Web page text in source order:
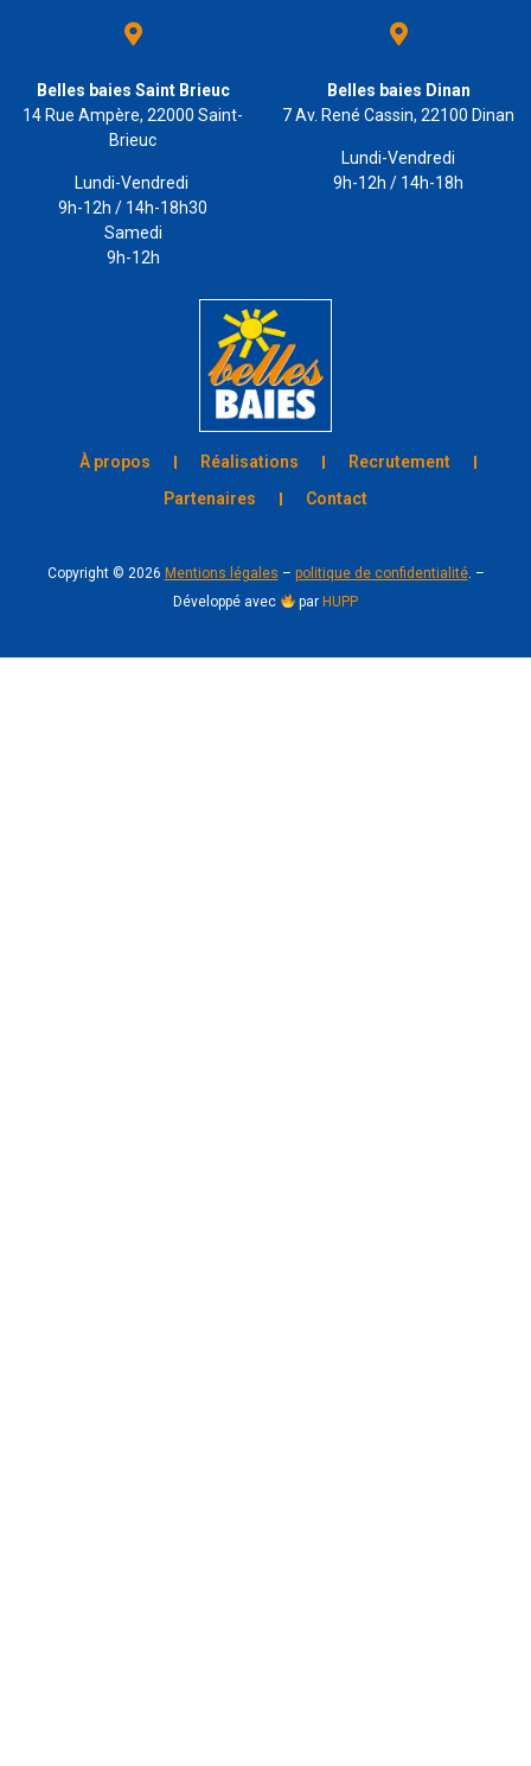
Belles baies Saint Brieuc
14 Rue Ampère, 22000 Saint-
Brieuc
Lundi-Vendredi
9h-12h / 14h-18h30
Samedi
9h-12h
Belles baies Dinan
7 Av. René Cassin, 22100 Dinan
Lundi-Vendredi
9h-12h / 14h-18h
À propos Réalisations
Recrutement
Partenaires
Contact
Copyright © 2026 Mentions légales – politique de confidentialité. –
Développé avec
par HUPP